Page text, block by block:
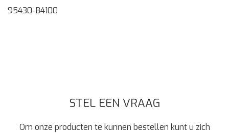
95430-B4100
STEL EEN VRAAG
Om onze producten te kunnen bestellen kunt u zich